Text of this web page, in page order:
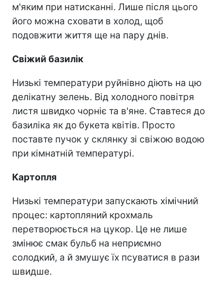
м'яким при натисканні. Лише після цього
його можна сховати в холод, щоб
подовжити життя ще на пару днів.
Свіжий базилік
Низькі температури руйнівно діють на цю
делікатну зелень. Від холодного повітря
листя швидко чорніє та в'яне. Ставтеся до
базиліка як до букета квітів. Просто
поставте пучок у склянку зі свіжою водою
при кімнатній температурі.
Картопля
Низькі температури запускають хімічний
процес: картопляний крохмаль
перетворюється на цукор. Це не лише
змінює смак бульб на неприємно
солодкий, а й змушує їх псуватися в рази
швидше.